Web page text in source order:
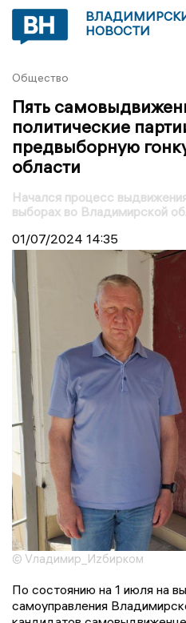
НОВОСТИ
Общество
Пять
политические
предвыборную
области
Начался процесс
выборах во Владимирской
01/07/2024 14:35
© Vладимир_Иzбирком
По состоянию на 1 июля на
самоуправления